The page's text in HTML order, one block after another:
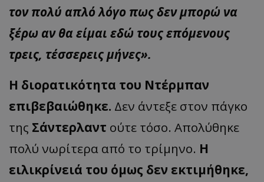
τον πολύ απλό λόγο πως δεν μπορώ να
ξέρω αν θα είμαι εδώ τους επόμενους
τρεις, τέσσερεις μήνες».
Η διορατικότητα του Ντέρμπαν
επιβεβαιώθηκε. Δεν άντεξε στον πάγκο
της Σάντερλαντ ούτε τόσο. Απολύθηκε
πολύ νωρίτερα από το τρίμηνο. Η
ειλικρίνειά του όμως δεν εκτιμήθηκε,